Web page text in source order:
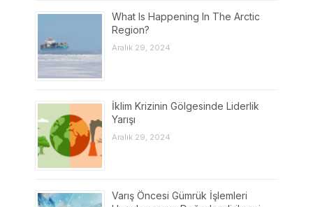
What Is Happening In The Arctic
Region?
Aralık 29, 2024
İklim Krizinin Gölgesinde Liderlik
Yarışı
Aralık 29, 2024
Varış Öncesi Gümrük İşlemleri